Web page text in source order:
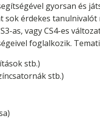
gyorsan és
érdekes
as, vagy CS4-es
foglalkozik.
stb.)
stb.)